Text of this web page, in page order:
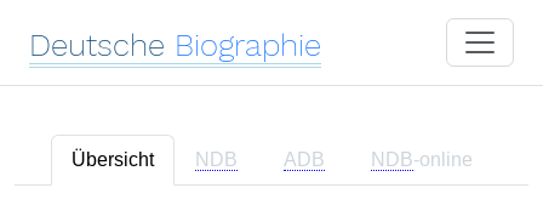
Deutsche Biographie
Übersicht NDB ADB NDB-online